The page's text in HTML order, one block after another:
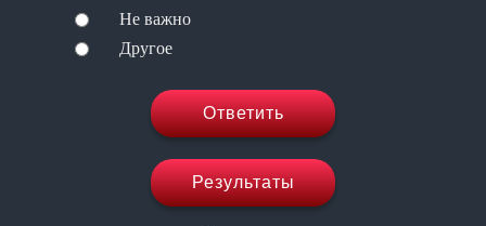
Не важно
Другое
Ответить
Результаты